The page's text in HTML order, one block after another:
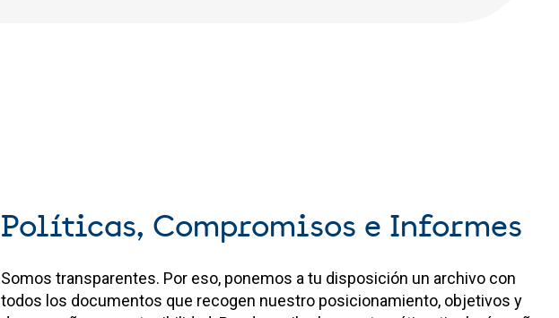
Políticas, Compromisos e Informes
Somos transparentes. Por eso, ponemos a tu disposición un archivo con
todos los documentos que recogen nuestro posicionamiento, objetivos y